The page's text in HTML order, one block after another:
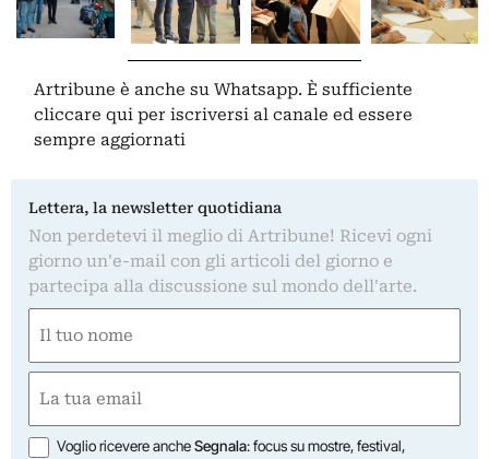
Artribune è anche su Whatsapp. È sufficiente
cliccare qui per iscriversi al canale ed essere
sempre aggiornati
Lettera, la newsletter quotidiana
Non perdetevi il meglio di Artribune! Ricevi ogni
giorno un'e-mail con gli articoli del giorno e
partecipa alla discussione sul mondo dell'arte.
(Obbligatorio)
(Obbligatorio)
Opzioni
Voglio ricevere ancheSegnala: focus su mostre, festival,